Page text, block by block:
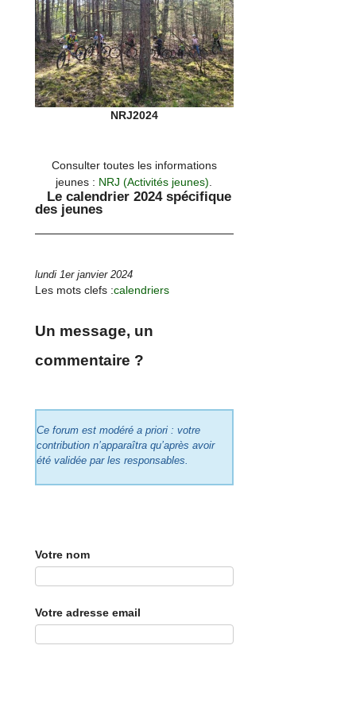
NRJ2024
Consulter toutes les informations
jeunes : NRJ (Activités jeunes).
Le calendrier 2024 spécifique
des jeunes
lundi 1er janvier 2024
Les mots clefs :calendriers
Un message, un
commentaire ?
Ce forum est modéré a priori : votre
contribution n’apparaîtra qu’après avoir
été validée par les responsables.
Votre nom
Votre adresse email